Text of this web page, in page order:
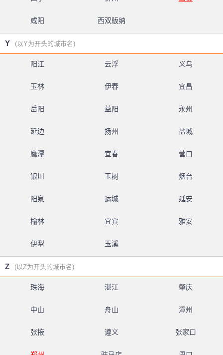
咸阳 西双版纳
Y (以Y为开头的城市名)
阳江 云浮 义乌
玉林 伊春 宜昌
岳阳 益阳 永州
延边 扬州 盐城
鹰潭 宜春 营口
银川 玉树 烟台
阳泉 运城 延安
榆林 宜宾 雅安
伊犁 玉溪
Z (以Z为开头的城市名)
珠海 湛江 肇庆
中山 舟山 漳州
张掖 遵义 张家口